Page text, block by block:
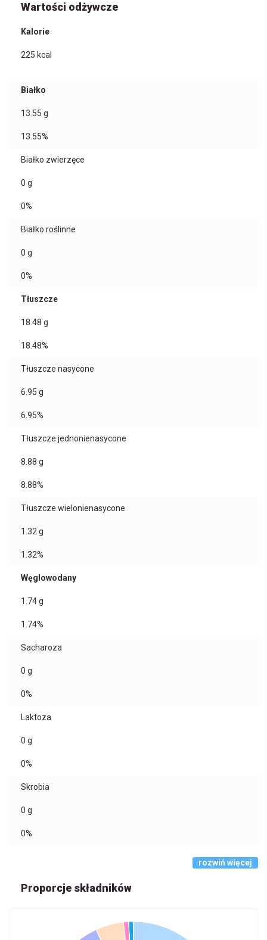
Wartości odżywcze
Kalorie
225 kcal
Białko
13.55 g
13.55%
Białko zwierzęce
0 g
0%
Białko roślinne
0 g
0%
Tłuszcze
18.48 g
18.48%
Tłuszcze nasycone
6.95 g
6.95%
Tłuszcze jednonienasycone
8.88 g
8.88%
Tłuszcze wielonienasycone
1.32g
1.32%
Węglowodany
1.74g
1.74%
Sacharoza
0 g
0%
Laktoza
0 g
0%
Skrobia
0 g
0%
rozwiń więcej
Proporcje składników